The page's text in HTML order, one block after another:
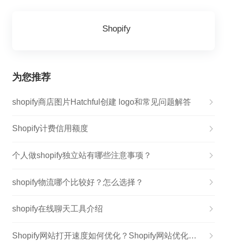
Shopify
为您推荐
shopify商店图片Hatchful创建 logo和常见问题解答
Shopify计费信用额度
个人做shopify独立站有哪些注意事项？
shopify物流哪个比较好？怎么选择？
shopify在线聊天工具介绍
Shopify网站打开速度如何优化？Shopify网站优化&amp;插件分享